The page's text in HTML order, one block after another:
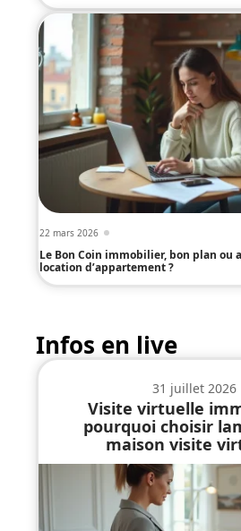
22 mars 2026
Le Bon Coin immobilier, bon plan ou
location d’appartement ?
Infos en live
31 juillet 2026
Visite virtuelle
pourquoi choisir
maison visite